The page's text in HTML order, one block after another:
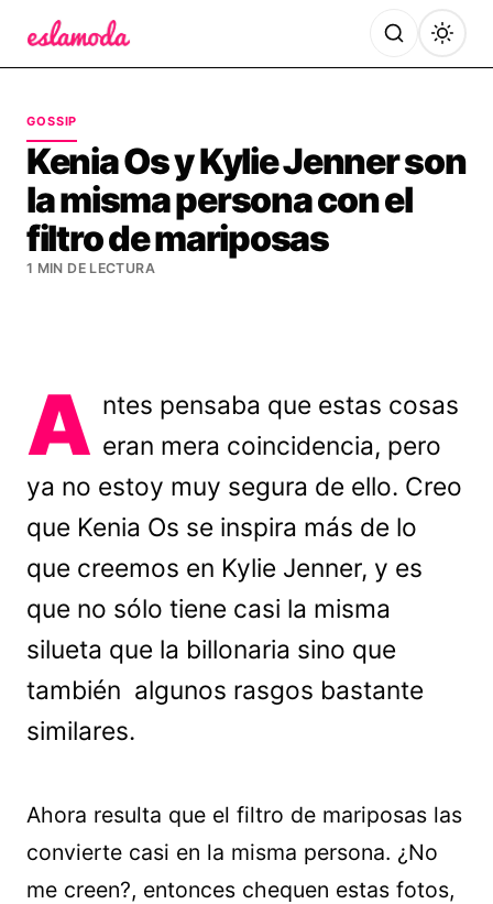
GOSSIP
Kenia Os y Kylie Jenner son
la misma persona con el
filtro de mariposas
1 MIN DE LECTURA
A ntes pensaba que estas cosas
eran mera coincidencia, pero
ya no estoy muy segura de ello. Creo
que Kenia Os se inspira más de lo
que creemos en Kylie Jenner, y es
que no sólo tiene casi la misma
silueta que la billonaria sino que
también algunos rasgos bastante
similares.
Ahora resulta que el filtro de mariposas las
convierte casi en la misma persona. ¿No
me creen?, entonces chequen estas fotos,